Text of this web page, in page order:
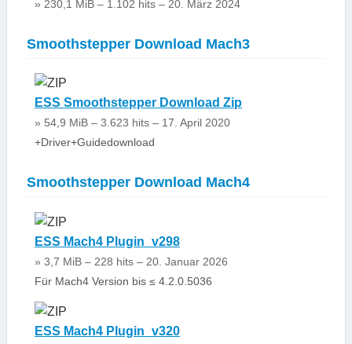
» 230,1 MiB – 1.102 hits – 20. März 2024
Smoothstepper Download Mach3
ESS Smoothstepper Download Zip
» 54,9 MiB – 3.623 hits – 17. April 2020
+Driver+Guidedownload
Smoothstepper Download Mach4
ESS Mach4 Plugin_v298
» 3,7 MiB – 228 hits – 20. Januar 2026
Für Mach4 Version bis ≤ 4.2.0.5036
ESS Mach4 Plugin_v320